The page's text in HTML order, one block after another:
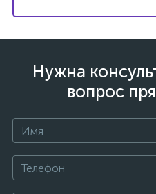
Нужна
вопрос